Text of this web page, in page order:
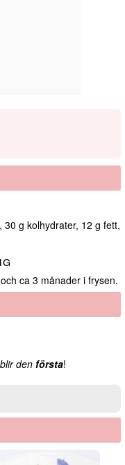
g kolhydrater, 12 g fett,
ca 3 månader i frysen.
blir den första!